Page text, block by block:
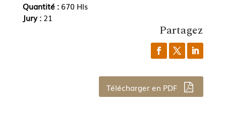
Quantité : 670 Hls
Jury : 21
Partagez
Télécharger en PDF